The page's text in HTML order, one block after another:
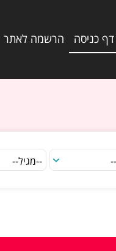
דף כניסה הרשמה לאתר